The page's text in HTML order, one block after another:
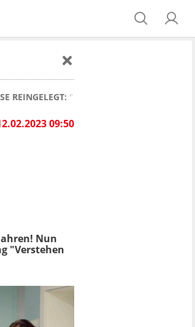
REINGELEGT: "ICH WAR SO VON DER
09:50
Nun
"Verstehen